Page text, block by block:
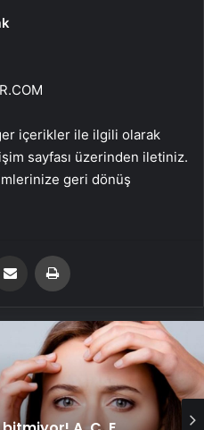
içerikler ile ilgili olarak
sayfası üzerinden iletiniz.
geri dönüş
Email'den paylaş